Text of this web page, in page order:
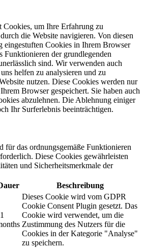
Cookies, um Ihre Erfahrung zu
die Website navigieren. Von diesen
eingestuften Cookies in Ihrem Browser
Funktionieren der grundlegenden
sind. Wir verwenden auch
helfen zu analysieren und zu
nutzen. Diese Cookies werden nur
Browser gespeichert. Sie haben auch
abzulehnen. Die Ablehnung einiger
Ihr Surferlebnis beeinträchtigen.
für das ordnungsgemäße Funktionieren
Diese Cookies gewährleisten
und Sicherheitsmerkmale der
Beschreibung
Dieses Cookie wird vom GDPR
Cookie Consent Plugin gesetzt. Das
Cookie wird verwendet, um die
Zustimmung des Nutzers für die
Cookies in der Kategorie "Analyse"
zu speichern.